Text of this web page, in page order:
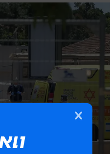
פלאש 90, גילי יערי